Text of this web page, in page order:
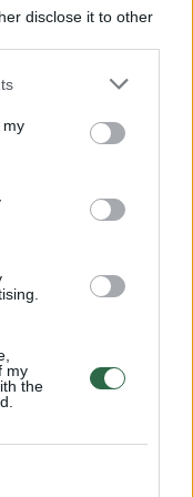
disclose it to other
my
my
the
00:00:59
aplinkkelis:
įsitvirtinti